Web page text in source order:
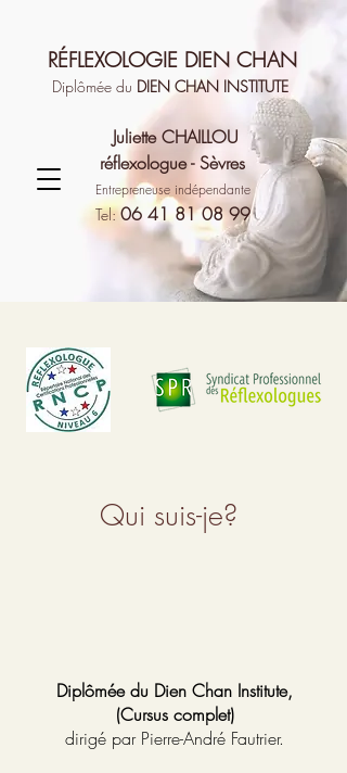
RÉFLEXOLOGIE DIEN CHAN
Diplômée du DIEN CHAN INSTITUTE
Juliette CHAILLOU
réflexologue -Sèvres
Entrepreneuse indépendante
Tel:06 41 81 08 99
Qui suis-je?
Diplômée du Dien Chan Institute,
(Cursus complet)
dirigé par Pierre-André Fautrier.